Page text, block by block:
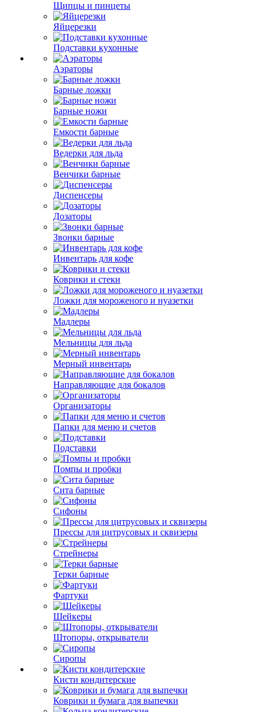
Щипцы и пинцеты
Яйцерезки
Подставки кухонные
Аэраторы
Барные ложки
Барные ножи
Емкости барные
Ведерки для льда
Венчики барные
Диспенсеры
Дозаторы
Звонки барные
Инвентарь для кофе
Коврики и стеки
Ложки для мороженого и нуазетки
Мадлеры
Мельницы для льда
Мерный инвентарь
Направляющие для бокалов
Организаторы
Папки для меню и счетов
Подставки
Помпы и пробки
Сита барные
Сифоны
Прессы для цитрусовых и сквизеры
Стрейнеры
Терки барные
Фартуки
Шейкеры
Штопоры, открыватели
Сиропы
Кисти кондитерские
Коврики и бумага для выпечки